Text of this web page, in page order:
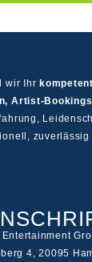
wir Ihr
Artist-
Entertainment
4, 20095